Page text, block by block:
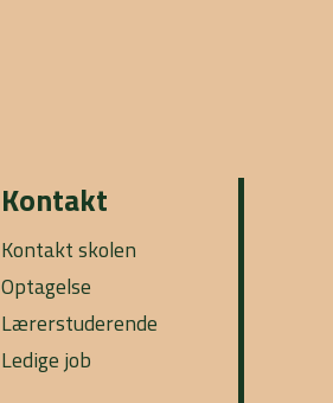
Kontakt
Kontakt skolen
Optagelse
Lærerstuderende
Ledige job